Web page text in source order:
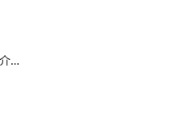
绍兴昀尚包装材料有限公司介绍企业发展分析报告